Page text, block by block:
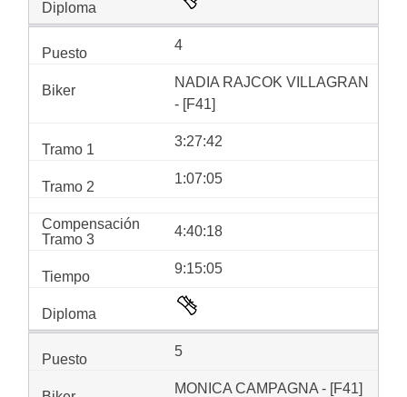
4
NADIA RAJCOK VILLAGRAN
- [F41]
3:27:42
1:07:05
4:40:18
9:15:05
5
MONICA CAMPAGNA - [F41]